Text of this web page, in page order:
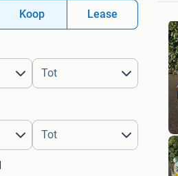
Koop Lease